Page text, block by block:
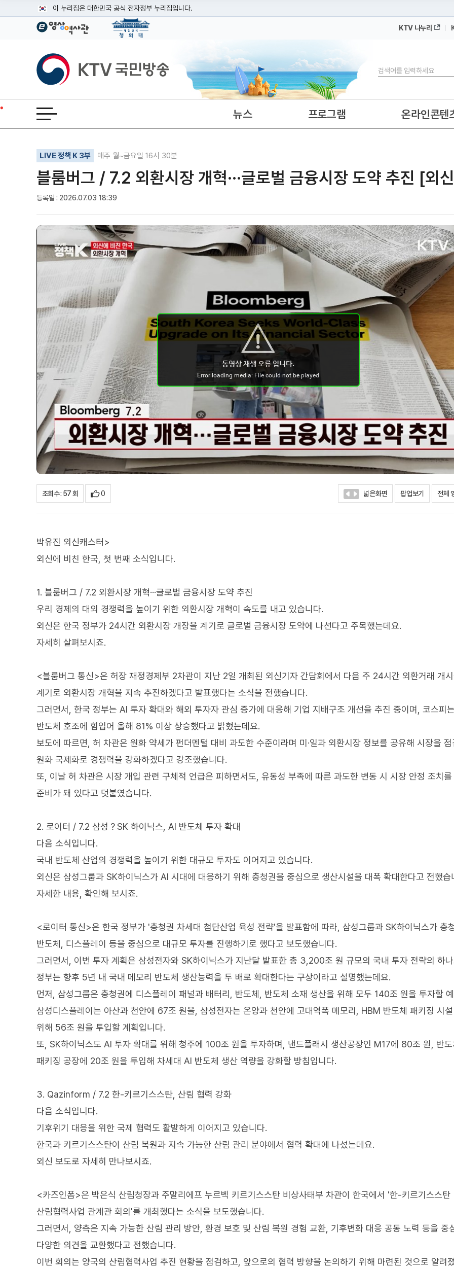
이 누리집은 대한민국 공식 전자정부 누리집입니다.
공식 누리집 주소 확인하기
이밖에 or.kr 또는 .kr등 다른 도메인 주소를 사용하고 있다면 아래 URL에서 도메인 주소를 확인해 보세요
운영중인 공식 누리집보기
KTV 나누리
KTV국민방송
검색
전체메뉴 열기 뉴스 프로그램 온라인콘텐
LIVE 정책 K 3부 매주 월~금요일 16시 30분
블룸버그 / 7.2 외환시장 개혁···글로벌 금융시장 도약 추진 [외
등록일 : 2026.07.03 18:39
기사인쇄
글자확대
글자축소
조회수 : 57 회 0 넓은화면 팝업보기 전체
박유진 외신캐스터>
외신에 비친 한국, 첫 번째 소식입니다.
1. 블룸버그 / 7.2 외환시장 개혁···글로벌 금융시장 도약 추진
우리 경제의 대외 경쟁력을 높이기 위한 외환시장 개혁이 속도를 내고 있습니다.
외신은 한국 정부가 24시간 외환시장 개장을 계기로 글로벌 금융시장 도약에 나선다고 주목했는데요.
자세히 살펴보시죠.
<블룸버그 통신>은 허장 재정경제부 2차관이 지난 2일 개최된 외신기자 간담회에서 다음 주 24시간 외환거래 개
계기로 외환시장 개혁을 지속 추진하겠다고 발표했다는 소식을 전했습니다.
그러면서, 한국 정부는 AI 투자 확대와 해외 투자자 관심 증가에 대응해 기업 지배구조 개선을 추진 중이며, 코스피
반도체 호조에 힘입어 올해 81% 이상 상승했다고 밝혔는데요.
보도에 따르면, 허 차관은 원화 약세가 펀더멘털 대비 과도한 수준이라며 미·일과 외환시장 정보를 공유해 시장을 점
원화 국제화로 경쟁력을 강화하겠다고 강조했습니다.
또, 이날 허 차관은 시장 개입 관련 구체적 언급은 피하면서도, 유동성 부족에 따른 과도한 변동 시 시장 안정 조치
준비가 돼 있다고 덧붙였습니다.
2. 로이터 / 7.2 삼성？SK 하이닉스, AI 반도체 투자 확대
다음 소식입니다.
국내 반도체 산업의 경쟁력을 높이기 위한 대규모 투자도 이어지고 있습니다.
외신은 삼성그룹과 SK하이닉스가 AI 시대에 대응하기 위해 충청권을 중심으로 생산시설을 대폭 확대한다고 전했습
자세한 내용, 확인해 보시죠.
<로이터 통신>은 한국 정부가 '충청권 차세대 첨단산업 육성 전략'을 발표함에 따라, 삼성그룹과 SK하이닉스가 충
반도체, 디스플레이 등을 중심으로 대규모 투자를 진행하기로 했다고 보도했습니다.
그러면서, 이번 투자 계획은 삼성전자와 SK하이닉스가 지난달 발표한 총 3,200조 원 규모의 국내 투자 전략의 하나
정부는 향후 5년 내 국내 메모리 반도체 생산능력을 두 배로 확대한다는 구상이라고 설명했는데요.
먼저, 삼성그룹은 충청권에 디스플레이 패널과 배터리, 반도체, 반도체 소재 생산을 위해 모두 140조 원을 투자할 예
삼성디스플레이는 아산과 천안에 67조 원을, 삼성전자는 온양과 천안에 고대역폭 메모리, HBM 반도체 패키징 시
위해 56조 원을 투입할 계획입니다.
또, SK하이닉스도 AI 투자 확대를 위해 청주에 100조 원을 투자하며, 낸드플래시 생산공장인 M17에 80조 원, 반도
패키징 공장에 20조 원을 투입해 차세대 AI 반도체 생산 역량을 강화할 방침입니다.
3. Qazinform / 7.2 한-키르기스스탄, 산림 협력 강화
다음 소식입니다.
기후위기 대응을 위한 국제 협력도 활발하게 이어지고 있습니다.
한국과 키르기스스탄이 산림 복원과 지속 가능한 산림 관리 분야에서 협력 확대에 나섰는데요.
외신 보도로 자세히 만나보시죠.
<카즈인폼>은 박은식 산림청장과 주말리에프 누르벡 키르기스스탄 비상사태부 차관이 한국에서 '한-키르기스스탄
산림협력사업 관계관 회의'를 개최했다는 소식을 보도했습니다.
그러면서, 양측은 지속 가능한 산림 관리 방안, 환경 보호 및 산림 복원 경험 교환, 기후변화 대응 공동 노력 등을 중
다양한 의견을 교환했다고 전했습니다.
이번 회의는 양국의 산림협력사업 추진 현황을 점검하고, 앞으로의 협력 방향을 논의하기 위해 마련된 것으로 알려